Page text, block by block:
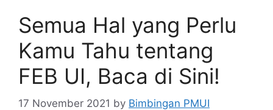
Semua Hal yang Perlu
Kamu Tahu tentang
FEB UI, Baca di Sini!
17 November 2021 by Bimbingan PMUI